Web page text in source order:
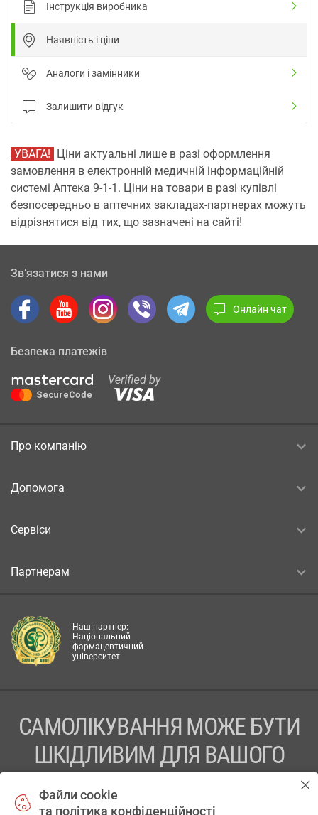
Інструкція виробника
Наявність і ціни
Аналоги і замінники
Залишити відгук
УВАГА! Ціни актуальні лише в разі оформлення
замовлення в електронній медичній інформаційній
системі Аптека 9-1-1. Ціни на товари в разі купівлі
безпосередньо в аптечних закладах-партнерах можуть
відрізнятися від тих, що зазначені на сайті!
Зв’язатися з нами
Онлайн чат
Безпека платежів
Про компанію
Допомога
Сервіси
Партнерам
Наш партнер:
Національний
фармацевтичний
університет
САМОЛІКУВАННЯ МОЖЕ БУТИ
ШКІДЛИВИМ ДЛЯ ВАШОГО
Файли cookie
та політика конфіденційності